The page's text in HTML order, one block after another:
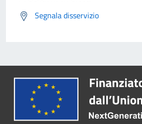
Segnala disservizio